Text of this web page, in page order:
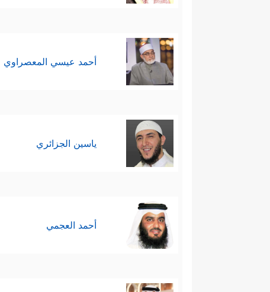
أحمد عيسي المعصراوي
ياسين الجزائري
أحمد العجمي